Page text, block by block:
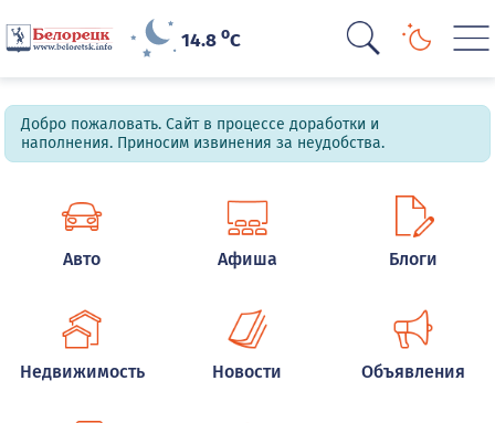
14.8oC
Добро пожаловать. Сайт в процессе доработки и
наполнения. Приносим извинения за неудобства.
Авто Афиша Блоги
Недвижимость Новости Объявления